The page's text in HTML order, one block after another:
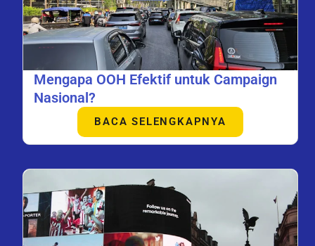
Mengapa OOH Efektif untuk Campaign
Nasional?
BACA SELENGKAPNYA